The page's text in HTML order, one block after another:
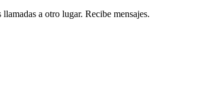
a otro lugar. Recibe mensajes.